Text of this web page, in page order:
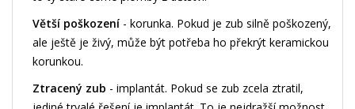
Větší poškození - korunka. Pokud je zub silně poškozený,
ale ještě je živý, může být potřeba ho překrýt keramickou
korunkou.
Ztracený zub - implantát. Pokud se zub zcela ztratil,